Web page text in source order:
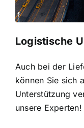
Logistische
Auch bei der
können Sie sich
Unterstützung
unsere Experten!